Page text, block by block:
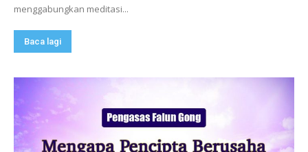
menggabungkan meditasi...
Baca lagi